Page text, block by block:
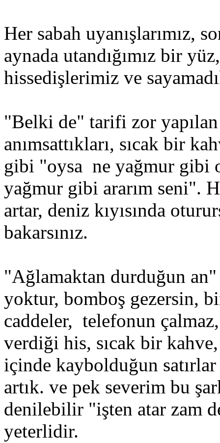
Her sabah uyanışlarımız,
aynada utandığımız bir
hissedişlerimiz ve
"Belki de" tarifi zor
anımsattıkları, sıcak bir
gibi "oysa ne yağmur gibi
yağmur gibi ararım seni".
artar, deniz kıyısında
bakarsınız.
"Ağlamaktan durduğun an"
yoktur, bomboş gezersin,
caddeler, telefonun
verdiği his, sıcak bir
içinde kaybolduğun satırlar
artık. ve pek severim bu
denilebilir "işten atar zam
yeterlidir.